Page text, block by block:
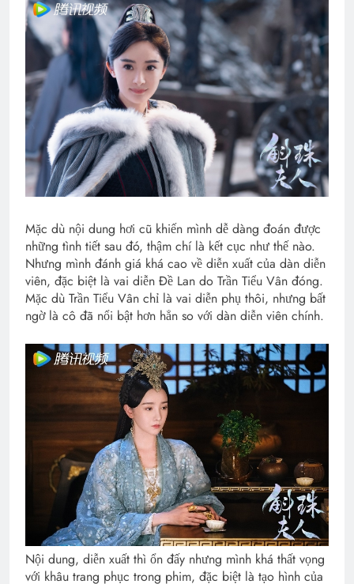
Mặc dù nội dung hơi cũ khiến mình dễ dàng đoán được
những tình tiết sau đó, thậm chí là kết cục như thế nào.
Nhưng mình đánh giá khá cao về diễn xuất của dàn diễn
viên, đặc biệt là vai diễn Đề Lan do Trần Tiểu Vân đóng.
Mặc dù Trần Tiểu Vân chỉ là vai diễn phụ thôi, nhưng bất
ngờ là cô đã nổi bật hơn hẳn so với dàn diễn viên chính.
Nội dung, diễn xuất thì ổn đấy nhưng mình khá thất vọng
với khâu trang phục trong phim, đặc biệt là tạo hình của